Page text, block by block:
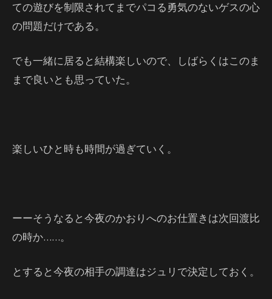
ての遊びを制限されてまでパコる勇気のないゲスの心
の問題だけである。
でも一緒に居ると結構楽しいので、しばらくはこのま
まで良いとも思っていた。
楽しいひと時も時間が過ぎていく。
ーーそうなると今夜のかおりへのお仕置きは次回渡比
の時か……。
とすると今夜の相手の調達はジュリで決定しておく。